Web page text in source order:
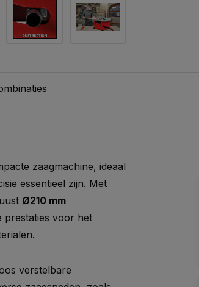
zaagmachine, ideaal
essentieel zijn. Met
Ø210 mm
prestaties voor het
verstelbare